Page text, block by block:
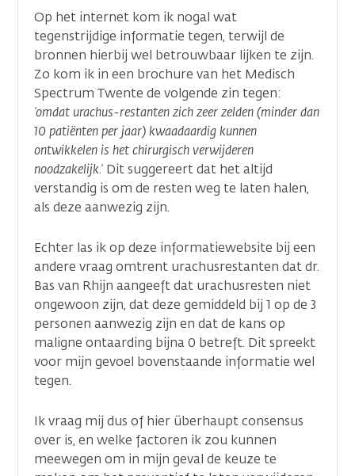
Op het internet kom ik nogal wat
tegenstrijdige informatie tegen, terwijl de
bronnen hierbij wel betrouwbaar lijken te zijn.
Zo kom ik in een brochure van het Medisch
Spectrum Twente de volgende zin tegen:
'omdat urachus-restanten zich zeer zelden (minder dan
10 patiënten per jaar) kwaadaardig kunnen
ontwikkelen is het chirurgisch verwijderen
noodzakelijk.' Dit suggereert dat het altijd
verstandig is om de resten weg te laten halen,
als deze aanwezig zijn.
Echter las ik op deze informatiewebsite bij een
andere vraag omtrent urachusrestanten dat dr.
Bas van Rhijn aangeeft dat urachusresten niet
ongewoon zijn, dat deze gemiddeld bij 1 op de 3
personen aanwezig zijn en dat de kans op
maligne ontaarding bijna 0 betreft. Dit spreekt
voor mijn gevoel bovenstaande informatie wel
tegen.
Ik vraag mij dus of hier überhaupt consensus
over is, en welke factoren ik zou kunnen
meewegen om in mijn geval de keuze te